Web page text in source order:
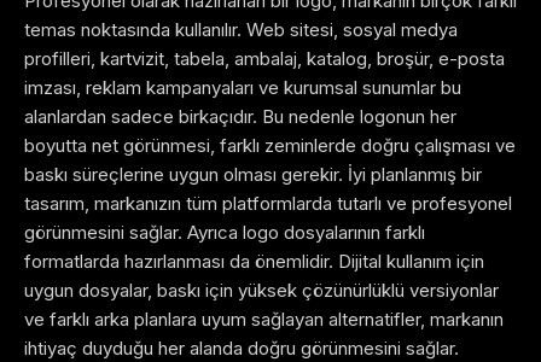
temas noktasında kullanılır. Web sitesi, sosyal medya
profilleri, kartvizit, tabela, ambalaj, katalog, broşür, e-posta
imzası, reklam kampanyaları ve kurumsal sunumlar bu
alanlardan sadece birkaçıdır. Bu nedenle logonun her
boyutta net görünmesi, farklı zeminlerde doğru çalışması ve
baskı süreçlerine uygun olması gerekir. İyi planlanmış bir
tasarım, markanızın tüm platformlarda tutarlı ve profesyonel
görünmesini sağlar. Ayrıca logo dosyalarının farklı
formatlarda hazırlanması da önemlidir. Dijital kullanım için
uygun dosyalar, baskı için yüksek çözünürlüklü versiyonlar
ve farklı arka planlara uyum sağlayan alternatifler, markanın
ihtiyaç duyduğu her alanda doğru görünmesini sağlar.